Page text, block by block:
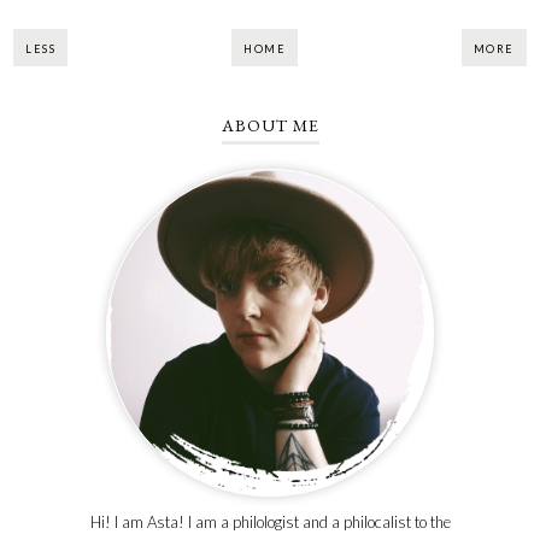
LESS HOME MORE
ABOUT ME
Hi! I am Asta! I am a philologist and a philocalist to the